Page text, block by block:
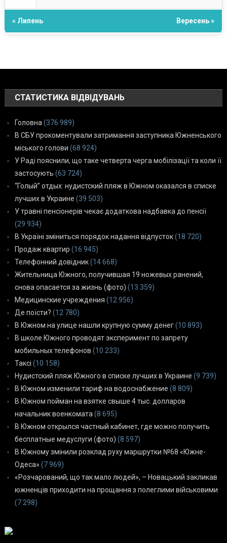
« Липень Вересень »
СТАТИСТИКА ВІДВІДУВАНЬ
Головна (376 989)
В СБУ прокоментували затримання заступника Южненського
міського голови (68 924)
У Раді пояснили, що таке четверта черга мобілізації та коли її
застосують (63 724)
“Голый” отдых: нудистский пляж в Южном оказался в списке
лучших в Украине (39 503)
У травні пенсіонерів чекає додаткова надбавка до пенсії
(29 934)
В Україні зміниться порядок надання відпусток(18 720)
Продаж квартир (16 945)
Телефонний довідник(14 668)
Жительница Южного, получившая 19 ножевых ранений,
снова опасается за жизнь (фото) (13 359)
Медицинские учреждения (12 956)
Де поїсти? (12 780)
В Южном на улице нашли крупную сумму денег(10 893)
В школе Южного проводят эксперимент по запрету
мобильных телефонов (10 233)
Таксі (10 158)
Нудистский пляж Южного в списке лучших в Украине (9 739)
В Южном изменили тариф на водоснабжение (8 809)
В Южном пойман на взятке свыше 4 тыс. долларов
начальник военкомата (8 695)
В Южном открылся частный кабинет, где можно получить
бесплатные медуслуги (фото) (8 597)
В Южному змінили розклад руху маршрутки №68 «Южне-
Одеса» (7 969)
«Розчарований, що так мало людей», – Новацький закликав
южненців приходити на прощання з полеглими військовими
(7 298)